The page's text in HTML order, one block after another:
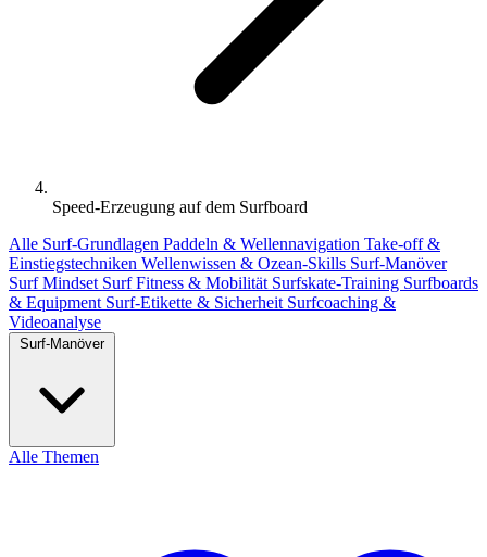
Speed-Erzeugung auf dem Surfboard
Alle Surf-Grundlagen Paddeln & Wellennavigation Take-off &
Einstiegstechniken Wellenwissen & Ozean-Skills Surf-Manöver
Surf Mindset Surf Fitness & Mobilität Surfskate-Training Surfboards
& Equipment Surf-Etikette & Sicherheit Surfcoaching &
Videoanalyse
Surf-Manöver
Alle Themen